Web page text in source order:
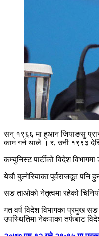
सन् १९६६ मा हुआन जियाङसु
काम गर्न थाले । र, उनी १९९३
कम्युनिस्ट पार्टीको विदेश
येचौ बुल्गेरियाका पूर्वराजदूत पनि
सङ ताओको नेतृत्वमा रहेको
गत वर्ष विदेश विभागका प्रमुख
उपस्थितिमा नेकपाका तर्फबाट